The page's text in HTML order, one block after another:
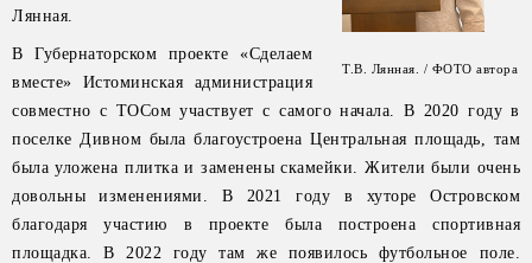
Т.В. Лянная. / ФОТО автора
Лянная.
В Губернаторском проекте «Сделаем
вместе» Истоминская администрация
совместно с ТОСом участвует с самого начала. В 2020 году в
поселке Дивном была благоустроена Центральная площадь, там
была уложена плитка и заменены скамейки. Жители были очень
довольны изменениями. В 2021 году в хуторе Островском
благодаря участию в проекте была построена спортивная
площадка. В 2022 году там же появилось футбольное поле.